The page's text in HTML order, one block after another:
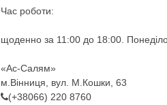
Час роботи:
щоденно за 11:00 до 18:00.
«Ас-Салям»
м.Вінниця, вул. М.Кошки, 63
(+38066) 220 8760